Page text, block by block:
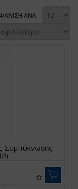
ΑΝΑ
Συμπύκνωσης
h